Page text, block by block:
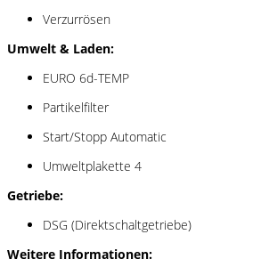
Verzurrösen
Umwelt & Laden:
EURO 6d-TEMP
Partikelfilter
Start/Stopp Automatic
Umweltplakette 4
Getriebe:
DSG (Direktschaltgetriebe)
Weitere Informationen: